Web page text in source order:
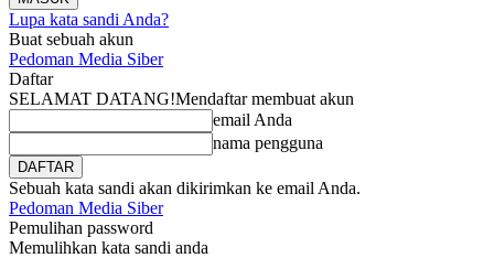
Lupa kata sandi Anda?
Buat sebuah akun
Pedoman Media Siber
Daftar
SELAMAT DATANG!Mendaftar membuat akun
email Anda
nama pengguna
Sebuah kata sandi akan dikirimkan ke email Anda.
Pedoman Media Siber
Pemulihan password
Memulihkan kata sandi anda